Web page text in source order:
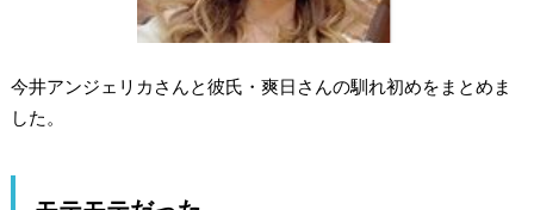
今井アンジェリカさんと彼氏・爽日さんの馴れ初めをまとめま
した。